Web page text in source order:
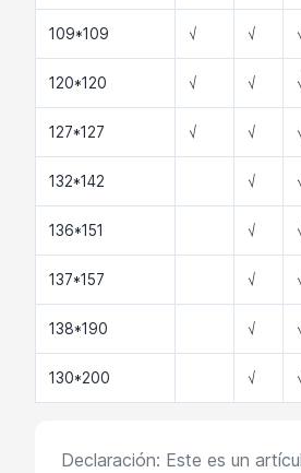
109*109 √ √
120*120 √ √
127*127 √ √
132*142 √
136*151 √
137*157 √
138*190 √
130*200 √
Declaración: Este es un